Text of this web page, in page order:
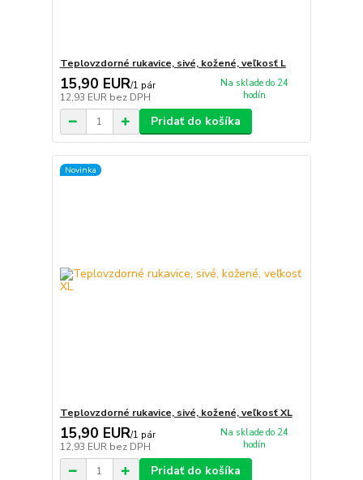
Teplovzdorné rukavice, sivé, kožené, veľkosť L
15,90 EUR/1 pár
12,93 EUR bez DPH
Na sklade do 24
hodín
Pridať do košíka
Novinka
Teplovzdorné rukavice, sivé, kožené, veľkosť XL
15,90 EUR/1 pár
12,93 EUR bez DPH
Na sklade do 24
hodín
Pridať do košíka